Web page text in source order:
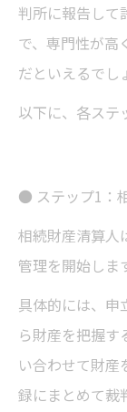
判所に報告して
で、専門性が高
だといえるでし
以下に、各ステ
● ステップ1：
相続財産清算人
管理を開始しま
具体的には、申
ら財産を把握
い合わせて財産
録にまとめて裁